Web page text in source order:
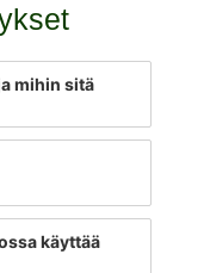
mihin sitä
käyttää